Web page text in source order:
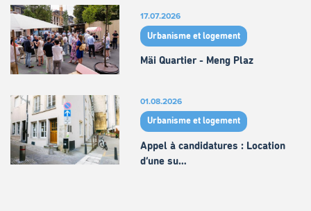
17.07.2026
Urbanisme et logement
Mäi Quartier - Meng Plaz
01.08.2026
Urbanisme et logement
Appel à candidatures : Location
d’une su…